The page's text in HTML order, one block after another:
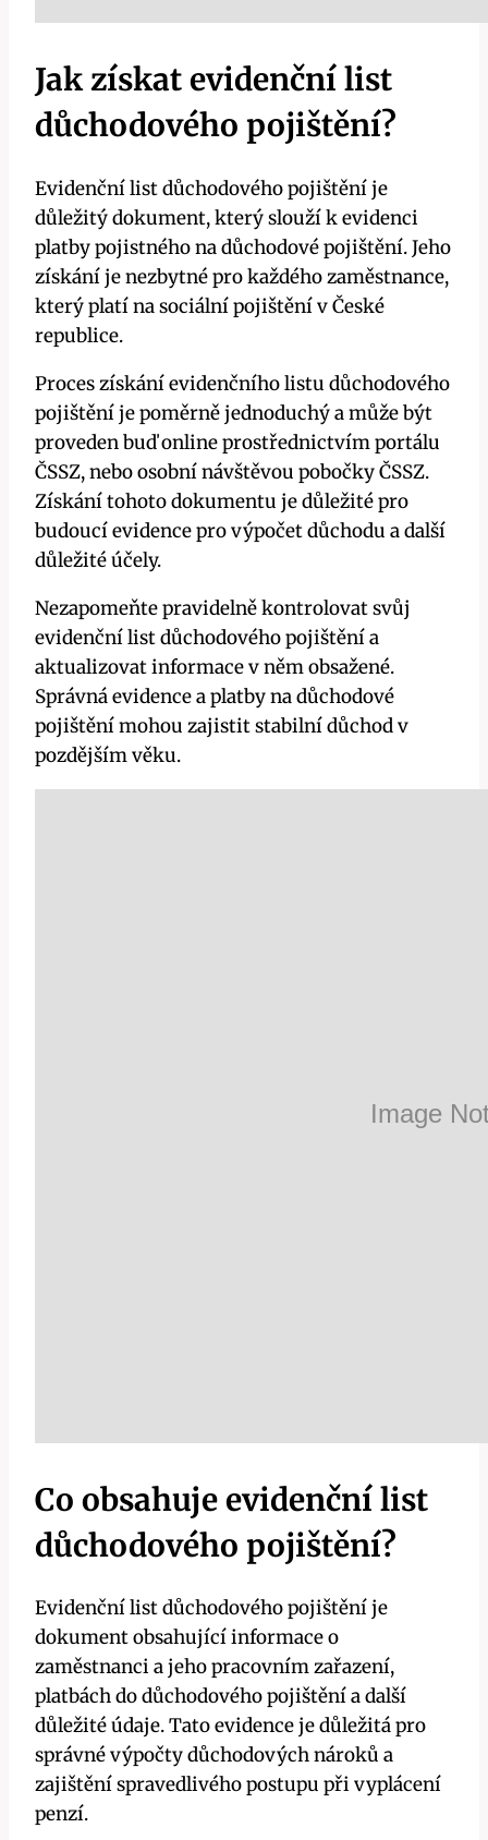
Jak získat evidenční list
důchodového pojištění?
Evidenční list důchodového pojištění je
důležitý dokument, který slouží k evidenci
platby pojistného na důchodové pojištění. Jeho
získání je nezbytné pro každého zaměstnance,
který platí na sociální pojištění v České
republice.
Proces získání evidenčního listu důchodového
pojištění je poměrně jednoduchý a může být
proveden buď online prostřednictvím portálu
ČSSZ, nebo osobní návštěvou pobočky ČSSZ.
Získání tohoto dokumentu je důležité pro
budoucí evidence pro výpočet důchodu a další
důležité účely.
Nezapomeňte pravidelně kontrolovat svůj
evidenční list důchodového pojištění a
aktualizovat informace v něm obsažené.
Správná evidence a platby na důchodové
pojištění mohou zajistit stabilní důchod v
pozdějším věku.
Co obsahuje evidenční list
důchodového pojištění?
Evidenční list důchodového pojištění je
dokument obsahující informace o
zaměstnanci a jeho pracovním zařazení,
platbách do důchodového pojištění a další
důležité údaje. Tato evidence je důležitá pro
správné výpočty důchodových nároků a
zajištění spravedlivého postupu při vyplácení
penzí.